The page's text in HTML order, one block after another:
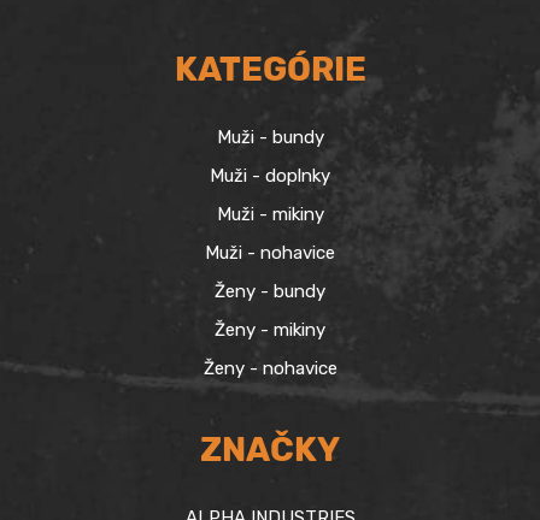
KATEGÓRIE
Muži - bundy
Muži - doplnky
Muži - mikiny
Muži - nohavice
Ženy - bundy
Ženy - mikiny
Ženy - nohavice
ZNAČKY